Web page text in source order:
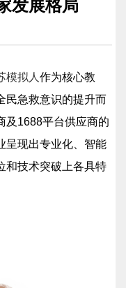
发展格局
模拟人作为核心教
民急救意识的提升而
及1688平台供应商的
呈现出专业化、智能
和技术突破上各具特